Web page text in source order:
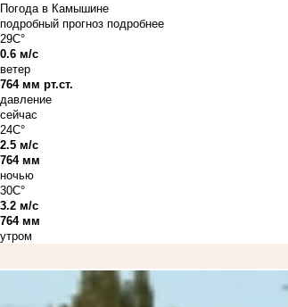
Погода в Камышине
подробный прогноз подробнее
29C°
0.6 м/с
ветер
764 мм рт.ст.
давление
сейчас
24C°
2.5 м/с
764 мм
ночью
30C°
3.2 м/с
764 мм
утром